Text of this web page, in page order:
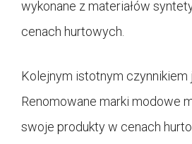
wykonane z materiałów
cenach hurtowych.
Kolejnym istotnym czynnikiem
Renomowane marki modowe
swoje produkty w cenach